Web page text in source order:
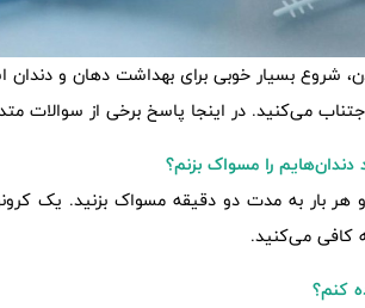
شروع بسیار خوبی برای بهداشت دهان و دندان
اجتناب می‌کنید. در اینجا پاسخ برخی از سوالات
را مسواک بزنم؟
و هر بار به مدت دو دقیقه مسواک بزنید. یک
کافی می‌کنید.
کنم؟